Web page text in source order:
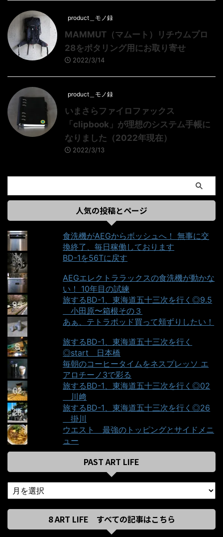
product＿モノ録
MAMMUT（マムート）リチウムプロ
28をポタリング用にお取り寄せ
2022/3/14
product＿モノ録
いまさらファイロファックス
「clipbook」が理想のシステム手帳に
なりました（2022年現在）
2022/3/13
人気の投稿とページ
食洗機がAEGからボッシュへ！ 無事に交
換終了、毎日稼働しております
BD-1を56Tに戻す
AEGエレクトララックスの食洗機が動かな
い！ 10年目の試練
旅するBD-1、東海道五十三次を行く◎9.5
＿小田原〜箱根その３
あぁ、テトラポッド買って頬ずりしたい！
旅するBD-1、東海道五十三次を行く
◎start＿日本橋
毎朝のコーヒータイムをネスプレッソ エ
アロチーノ3で彩る
旅するBD-1、東海道五十三次を行く◎02
＿川﨑
旅するBD-1、東海道五十三次を行く◎26
＿掛川
ウエスト＿最強のトッピングとサイドメニ
ュー
PAST ART LIFE
8 ART LIFE すべての記事はこちら